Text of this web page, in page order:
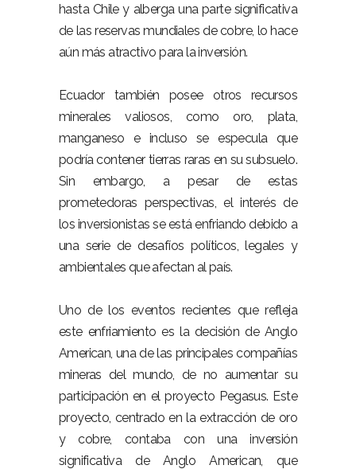
hasta Chile y alberga una parte significativa
de las reservas mundiales de cobre, lo hace
aún más atractivo para la inversión.
Ecuador también posee otros recursos
minerales valiosos, como oro, plata,
manganeso e incluso se especula que
podría contener tierras raras en su subsuelo.
Sin embargo, a pesar de estas
prometedoras perspectivas, el interés de
los inversionistas se está enfriando debido a
una serie de desafíos políticos, legales y
ambientales que afectan al país.
Uno de los eventos recientes que refleja
este enfriamiento es la decisión de Anglo
American, una de las principales compañías
mineras del mundo, de no aumentar su
participación en el proyecto Pegasus. Este
proyecto, centrado en la extracción de oro
y cobre, contaba con una inversión
significativa de Anglo American, que